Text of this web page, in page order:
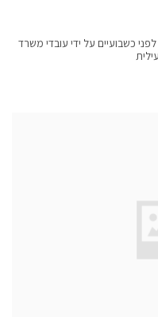
כשבועיים על ידי עובדי משרד